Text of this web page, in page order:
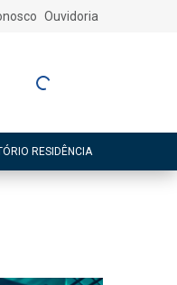
Ouvidoria
ou Cadastre-
RESIDÊNCIA